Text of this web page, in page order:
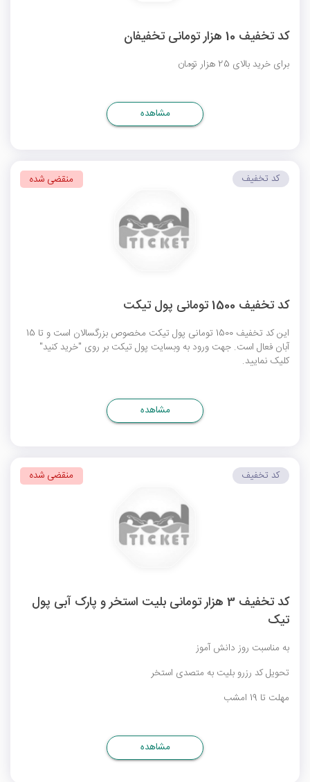
کد تخفیف 10 هزار تومانی تخفیفان
برای خرید بالای 25 هزار تومان
مشاهده
کد تخفیف 1500 تومانی پول تیکت
این کد تخفیف 1500 تومانی پول تیکت مخصوص بزرگسالان است و تا 15
آبان فعال است. جهت ورود به وبسایت پول تیکت بر روی "خرید کنید"
کلیک نمایید.
کد تخفیف منقضی شده
مشاهده
کد تخفیف 3 هزار تومانی بلیت استخر و پارک آبی پول
تیک
به مناسبت روز دانش آموز
تحویل کد رزرو بلیت به متصدی استخر
مهلت تا 19 امشب
کد تخفیف منقضی شده
مشاهده